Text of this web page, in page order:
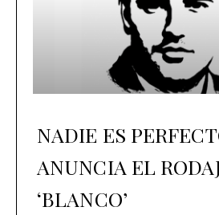
NADIE ES
ANUNCIA EL
‘BLANCO’